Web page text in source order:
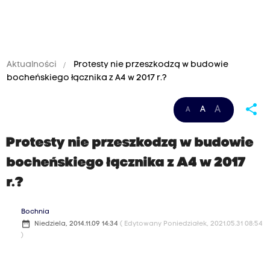
Aktualności
Protesty nie przeszkodzą w budowie
bocheńskiego łącznika z A4 w 2017 r.?
A A A share
Protesty nie przeszkodzą w budowie
bocheńskiego łącznika z A4 w 2017
r.?
Bochnia
date_range Niedziela, 2014.11.09 14:34 ( Edytowany Poniedziałek, 2021.05.31 08:54
)